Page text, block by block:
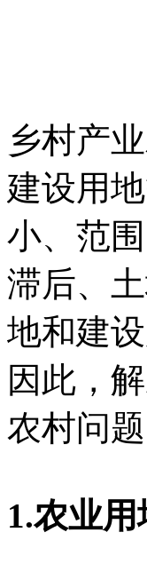
乡村产
建设用
小、范
滞后、
地和建
因此，
农村问题
1.农业